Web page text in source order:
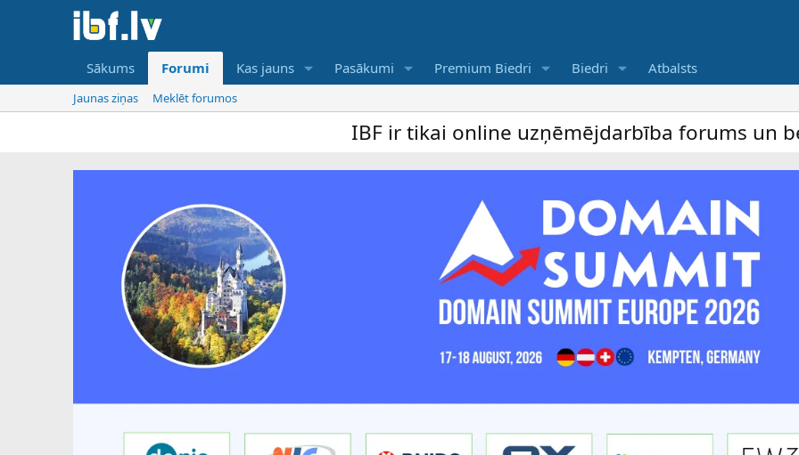
Sākums Forumi Kas jauns Pasākumi Premium Biedri Biedri Atbalsts
Jaunas ziņas Meklēt forumos
IBF ir tikai online uzņēmējdarbība forums un bezmaksas